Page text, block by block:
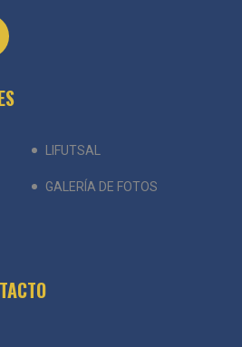
LIFUTSAL
GALERÍA DE FOTOS